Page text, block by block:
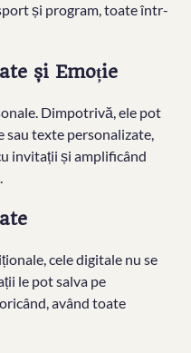
și program, toate într-
și Emoție
Dimpotrivă, ele pot
sau texte personalizate,
invitații și amplificând
cele digitale nu se
le pot salva pe
având toate